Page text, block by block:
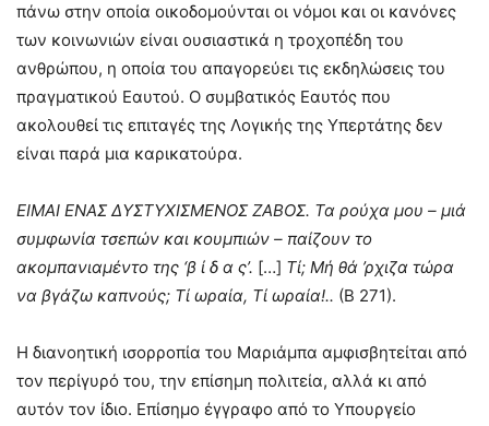
πάνω στην οποία οικοδομούνται οι νόμοι και οι κανόνες
των κοινωνιών είναι ουσιαστικά η τροχοπέδη του
ανθρώπου, η οποία του απαγορεύει τις εκδηλώσεις του
πραγματικού Εαυτού. Ο συμβατικός Εαυτός που
ακολουθεί τις επιταγές της Λογικής της Υπερτάτης δεν
είναι παρά μια καρικατούρα.
ΕΙΜΑΙ ΕΝΑΣ ΔΥΣΤΥΧΙΣΜΕΝΟΣ ΖΑΒΟΣ. Τα ρούχα μου – μιά
συμφωνία τσεπών και κουμπιών – παίζουν το
ακομπανιαμέντο της ‘β ί δ α ς’. […] Τί; Μή θά ’ρχιζα τώρα
να βγάζω καπνούς; Τί ωραία, Τί ωραία!.. (Β 271).
Η διανοητική ισορροπία του Μαριάμπα αμφισβητείται από
τον περίγυρό του, την επίσημη πολιτεία, αλλά κι από
αυτόν τον ίδιο. Επίσημο έγγραφο από το Υπουργείο